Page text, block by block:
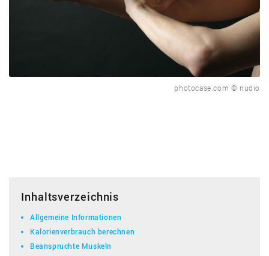
photocase.com © nudio
Inhaltsverzeichnis
Allgemeine Informationen
Kalorienverbrauch berechnen
Beanspruchte Muskeln